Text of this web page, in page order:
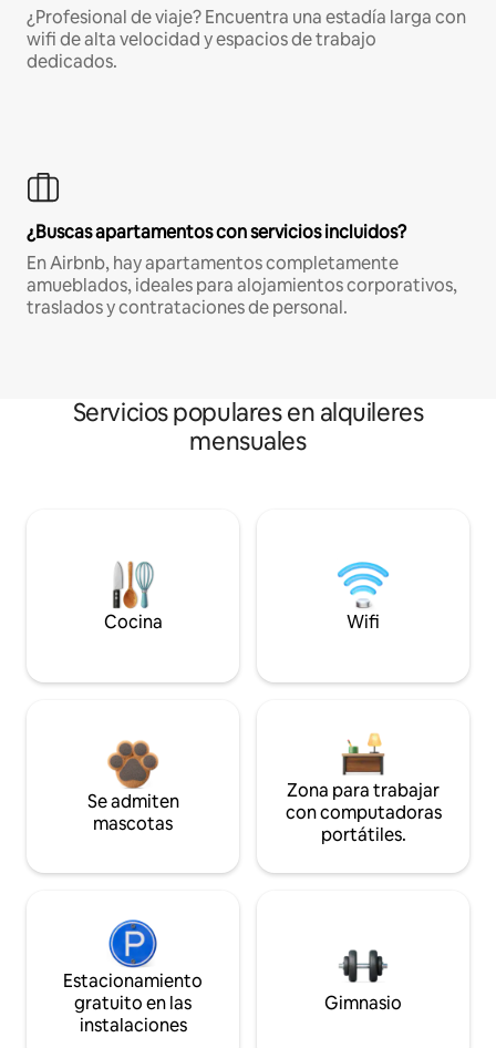
¿Profesional de viaje? Encuentra una estadía larga con
wifi de alta velocidad y espacios de trabajo
dedicados.
¿Buscas apartamentos con servicios incluidos?
En Airbnb, hay apartamentos completamente
amueblados, ideales para alojamientos corporativos,
traslados y contrataciones de personal.
Servicios populares en alquileres
mensuales
Cocina Wifi
Se admiten
mascotas
Zona para trabajar
con computadoras
portátiles.
Estacionamiento
gratuito en las
instalaciones
Gimnasio